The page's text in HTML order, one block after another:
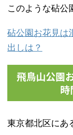
このような砧公
砧公園お花見は
出しは？
飛鳥山公園
時
東京都北区にあ